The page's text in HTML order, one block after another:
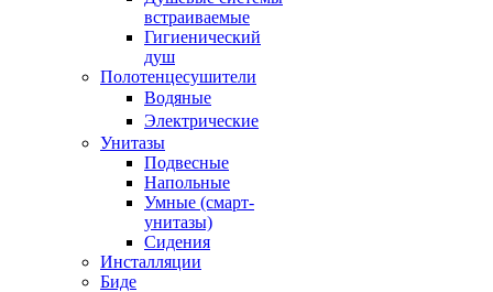
встраиваемые
Гигиенический
душ
Полотенцесушители
ㅤВодяные
ㅤЭлектрические
Унитазы
Подвесные
Напольные
Умные (смарт-
унитазы)
Сидения
Инсталляции
Биде